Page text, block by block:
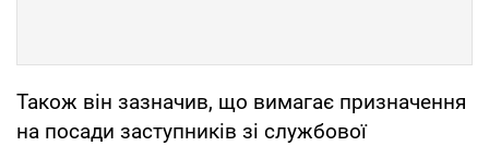
Також він зазначив, що вимагає призначення
на посади заступників зі службової